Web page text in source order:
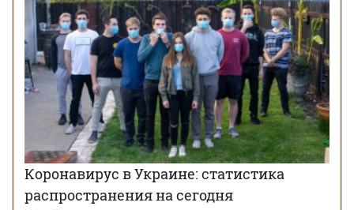
Коронавирус в Украине: статистика
распространения на сегодня